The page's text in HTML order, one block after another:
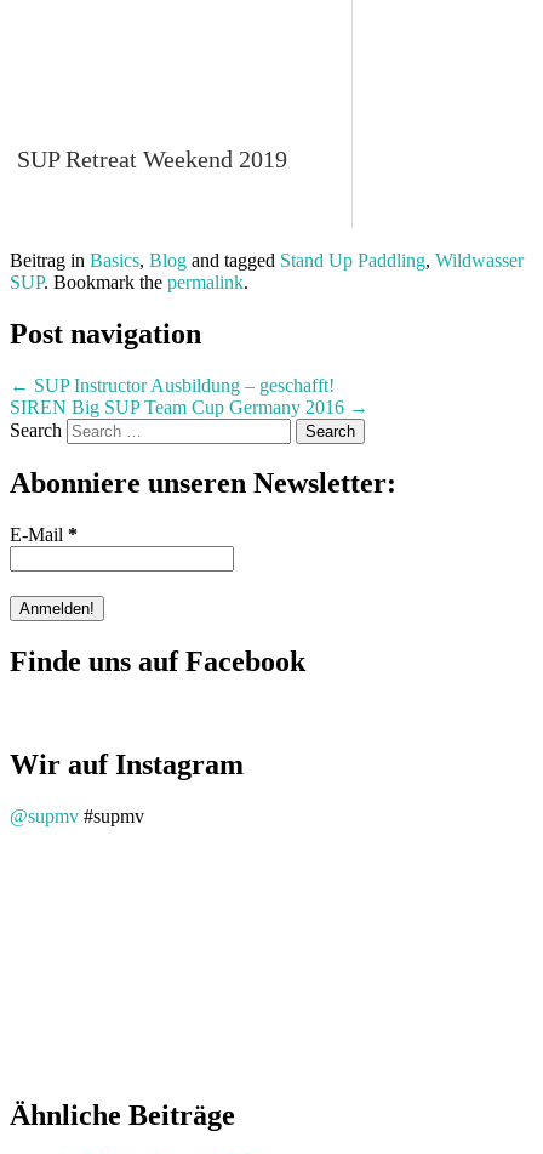
SUP Retreat Weekend 2019
Beitrag in Basics, Blog and tagged Stand Up Paddling, Wildwasser
SUP. Bookmark the permalink.
Post navigation
← SUP Instructor Ausbildung – geschafft!
SIREN Big SUP Team Cup Germany 2016 →
Search
Abonniere unseren Newsletter:
E-Mail *
Finde uns auf Facebook
Wir auf Instagram
@supmv #supmv
Ähnliche Beiträge